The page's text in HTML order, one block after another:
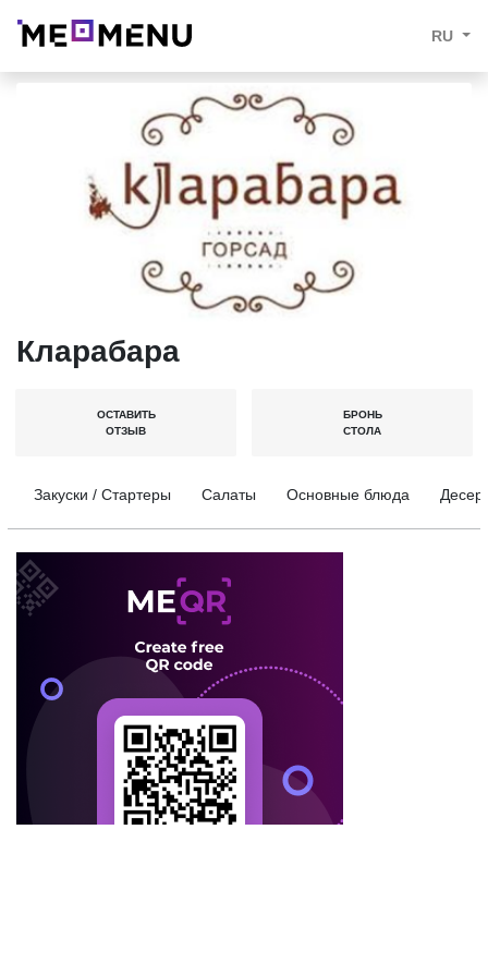
RU
Кларабара
ОСТАВИТЬ
ОТЗЫВ
БРОНЬ
СТОЛА
Закуски / Стартеры Салаты Основные блюда